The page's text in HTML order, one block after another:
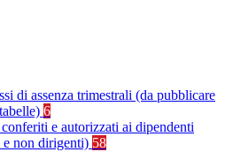
di assenza trimestrali (da pubblicare
6
e autorizzati ai dipendenti
non dirigenti) 58